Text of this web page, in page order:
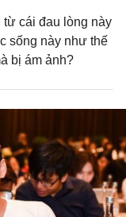
cái đau lòng này
sống này như thế
bị ám ảnh?